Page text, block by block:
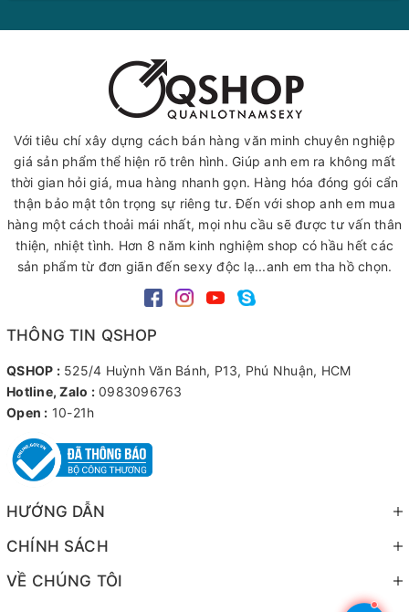
Với tiêu chí xây dựng cách bán hàng văn minh chuyên nghiệp
giá sản phẩm thể hiện rõ trên hình. Giúp anh em ra không mất
thời gian hỏi giá, mua hàng nhanh gọn. Hàng hóa đóng gói cẩn
thận bảo mật tôn trọng sự riêng tư. Đến với shop anh em mua
hàng một cách thoải mái nhất, mọi nhu cầu sẽ được tư vấn thân
thiện, nhiệt tình. Hơn 8 năm kinh nghiệm shop có hầu hết các
sản phẩm từ đơn giãn đến sexy độc lạ...anh em tha hồ chọn.
THÔNG TIN QSHOP
QSHOP : 525/4 Huỳnh Văn Bánh, P13, Phú Nhuận, HCM
Hotline, Zalo : 0983096763
Open : 10-21h
HƯỚNG DẪN
CHÍNH SÁCH
VỀ CHÚNG TÔI